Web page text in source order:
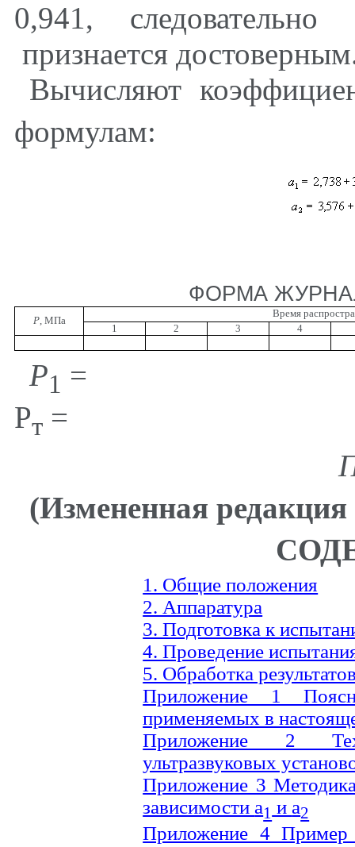
0,941,
признается
Вычисляют
формулам:
ФОРМА
Р, МПа
Время
1
2 3 4
P1 =
Рт =
(Измененная
1. Общие положения
2. Аппаратура
3. Подготовка к
4. Проведение
5. Обработка
Приложение 1
применяемых в
Приложение 2
ультразвуковых
Приложение 3
зависимости a1 и a2
Приложение 4 Пример